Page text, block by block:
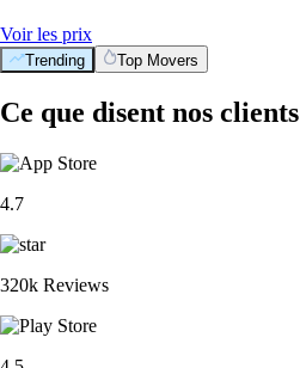
Voir les prix
Trending Top Movers
Ce que disent nos clients
4.7
320k Reviews